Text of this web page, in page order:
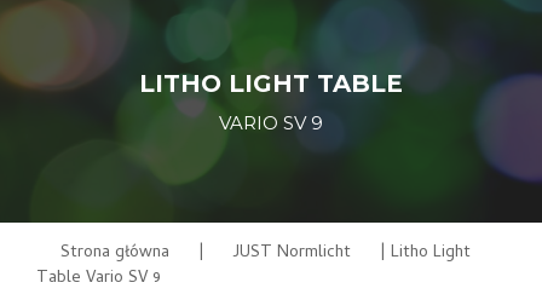
LITHO LIGHT TABLE
VARIO SV 9
Strona główna | JUST Normlicht | Litho Light
Table Vario SV 9